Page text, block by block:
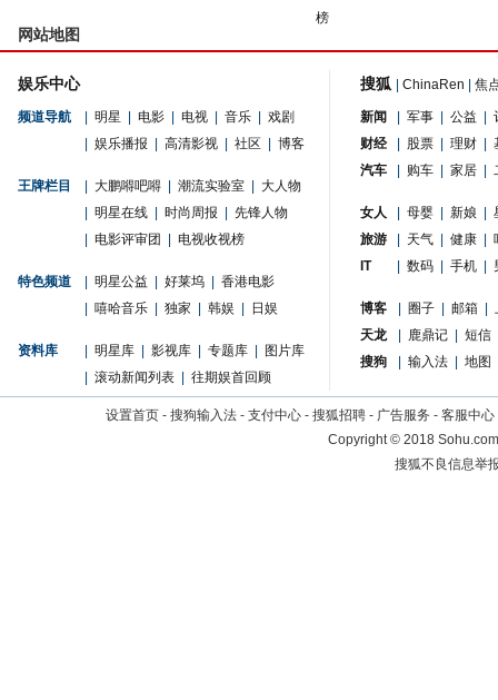
榜
网站地图
娱乐中心
频道导航 明星 电影 电视 音乐
戏剧
娱乐播报 高清影视 社区 博客
王牌栏目 大鹏嘚吧嘚 潮流实验室
大人物
明星在线 时尚周报
先锋人物
电影评审团 电视收视榜
特色频道 明星公益 好莱坞
香港电影
嘻哈音乐 独家 韩娱 日娱
资料库 明星库 影视库 专题库
图片库
滚动新闻列表 往期娱首回顾
搜狐 ChinaRen 焦
新闻 军事 公益
财经
股票 理财
汽车
购车 家居
女人 母婴 新娘
旅游
天气 健康
IT
数码 手机
博客 圈子 邮箱
天龙
鹿鼎记
短信
搜狗
输入法 地图
设置首页 - 搜狗输入法 - 支付中心 - 搜狐招聘 - 广告服务 - 客服中心
Copyright©2018
搜狐不良信息举